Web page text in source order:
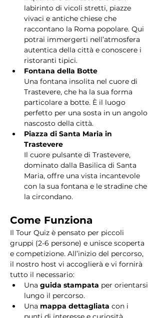
labirinto di vicoli stretti, piazze
vivaci e antiche chiese che
raccontano la Roma popolare. Qui
potrai immergerti nell’atmosfera
autentica della città e conoscere i
ristoranti tipici.
Fontana della Botte
Una fontana insolita nel cuore di
Trastevere, che ha la sua forma
particolare a botte. È il luogo
perfetto per una sosta in un angolo
nascosto della città.
Piazza di Santa Maria in
Trastevere
Il cuore pulsante di Trastevere,
dominato dalla Basilica di Santa
Maria, offre una vista incantevole
con la sua fontana e le stradine che
la circondano.
Come Funziona
Il Tour Quiz è pensato per piccoli
gruppi (2-6 persone) e unisce scoperta
e competizione. All’inizio del percorso,
il nostro host vi accoglierà e vi fornirà
tutto il necessario:
Una guida stampata per orientarsi
lungo il percorso.
Una mappa dettagliata con i